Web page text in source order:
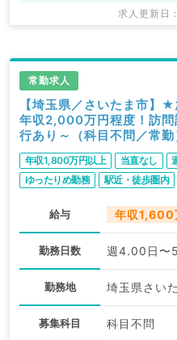
求人更新
常勤求人
【埼玉県／さいたま市
年収2,000万円程度！訪問
行あり～（科目不問／常勤
年収1,800万円以上 当直なし
ゆったりめ勤務
駅近・徒歩圏内
給与 年収1,600
勤務日数 週4.00日〜
勤務地 埼玉県さい
募集科目 科目不問